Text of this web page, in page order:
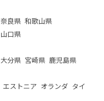
奈良県 和歌山県
山口県
大分県 宮崎県 鹿児島県
エストニア オランダ タイ